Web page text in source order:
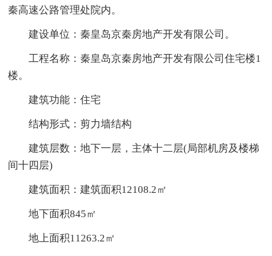
秦高速公路管理处院内。
建设单位：秦皇岛京秦房地产开发有限公司。
工程名称：秦皇岛京秦房地产开发有限公司住宅楼1
楼。
建筑功能：住宅
结构形式：剪力墙结构
建筑层数：地下一层，主体十二层(局部机房及楼梯
间十四层)
建筑面积：建筑面积12108.2㎡
地下面积845㎡
地上面积11263.2㎡